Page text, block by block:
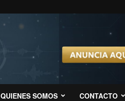
QUIENES SOMOS CONTACTO